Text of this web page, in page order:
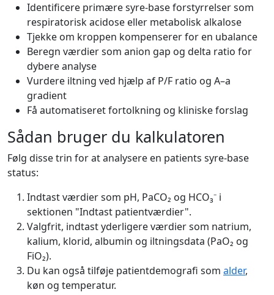
Identificere primære syre-base forstyrrelser som
respiratorisk acidose eller metabolisk alkalose
Tjekke om kroppen kompenserer for en ubalance
Beregn værdier som anion gap og delta ratio for
dybere analyse
Vurdere iltning ved hjælp af P/F ratio og A–a
gradient
Få automatiseret fortolkning og kliniske forslag
Sådan bruger du kalkulatoren
Følg disse trin for at analysere en patients syre-base
status:
Indtast værdier som pH, PaCO₂ og HCO₃⁻ i
sektionen "Indtast patientværdier".
Valgfrit, indtast yderligere værdier som natrium,
kalium, klorid, albumin og iltningsdata (PaO₂ og
FiO₂).
Du kan også tilføje patientdemografi som alder,
køn og temperatur.